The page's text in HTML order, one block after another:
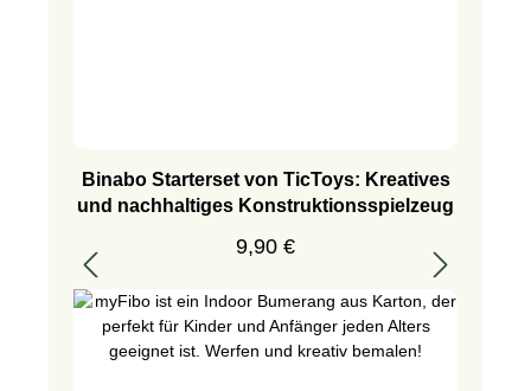
Binabo Starterset von TicToys: Kreatives
und nachhaltiges Konstruktionsspielzeug
Regulärer Preis:
9,90 €